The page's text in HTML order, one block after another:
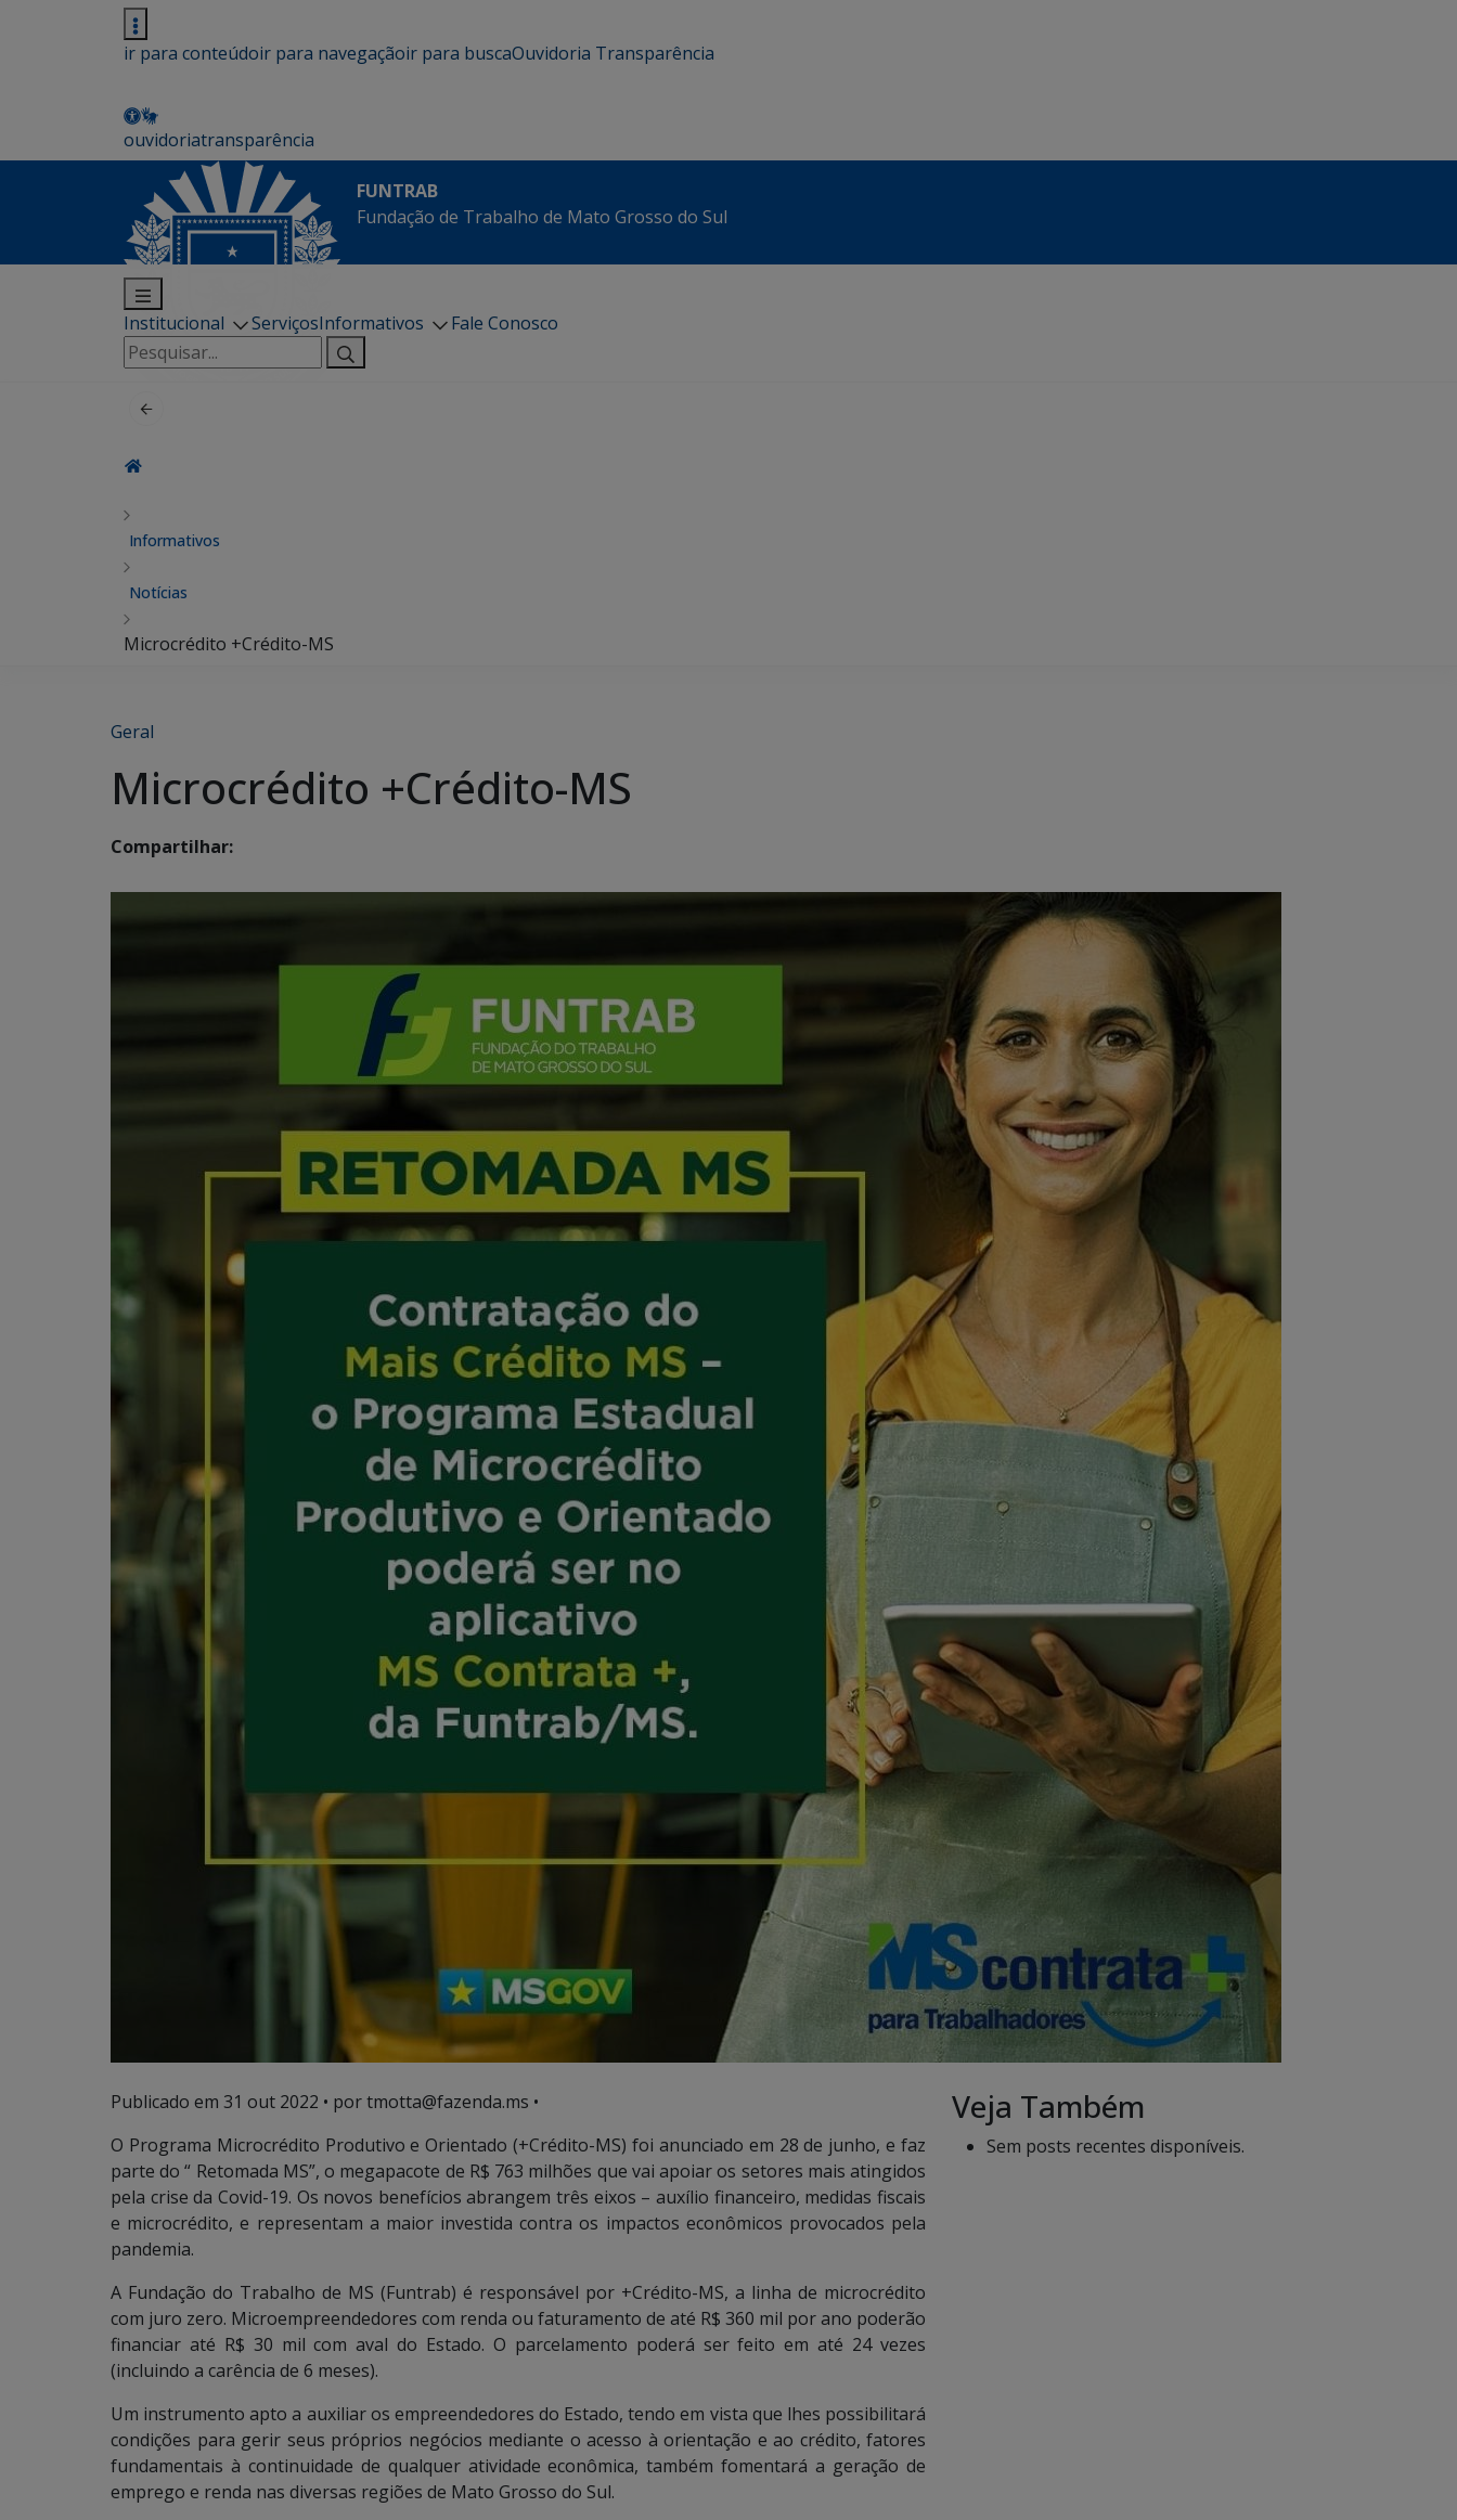
ir para conteúdoir para navegaçãoir para buscaOuvidoria Transparência
ouvidoriatransparência
FUNTRAB
Fundação de Trabalho de Mato Grosso do Sul
Institucional ServiçosInformativos
Fale Conosco
Pesquisar
por:
Informativos
Notícias
Microcrédito +Crédito-MS
Geral
Microcrédito +Crédito-MS
Compartilhar:
Publicado em 31 out 2022 • por tmotta@fazenda.ms •
O Programa Microcrédito Produtivo e Orientado (+Crédito-MS) foi anunciado em 28 de junho, e faz
parte do “ Retomada MS”, o megapacote de R$ 763 milhões que vai apoiar os setores mais atingidos
pela crise da Covid-19. Os novos benefícios abrangem três eixos – auxílio financeiro, medidas fiscais
e microcrédito, e representam a maior investida contra os impactos econômicos provocados pela
pandemia.
A Fundação do Trabalho de MS (Funtrab) é responsável por +Crédito-MS, a linha de microcrédito
com juro zero. Microempreendedores com renda ou faturamento de até R$ 360 mil por ano poderão
financiar até R$ 30 mil com aval do Estado. O parcelamento poderá ser feito em até 24 vezes
(incluindo a carência de 6 meses).
Um instrumento apto a auxiliar os empreendedores do Estado, tendo em vista que lhes possibilitará
condições para gerir seus próprios negócios mediante o acesso à orientação e ao crédito, fatores
fundamentais à continuidade de qualquer atividade econômica, também fomentará a geração de
emprego e renda nas diversas regiões de Mato Grosso do Sul.
Veja Também
Sem posts recentes disponíveis.